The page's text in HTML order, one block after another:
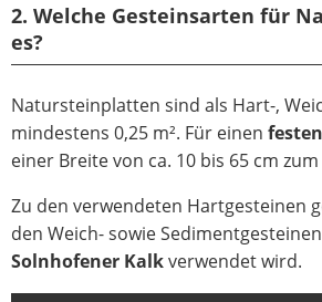
2. Welche Gesteinsarten für
es?
Natursteinplatten sind als Hart-,
mindestens 0,25 m². Für einen
einer Breite von ca. 10 bis 65 cm zum
Zu den verwendeten Hartgesteinen
den Weich- sowie
Solnhofener Kalkverwendet wird.